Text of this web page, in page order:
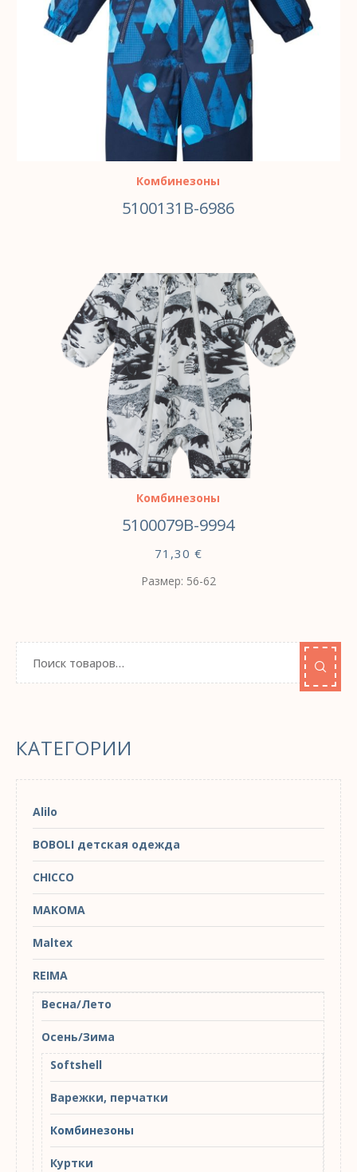
Комбинезоны
5100131B-6986
ВЫБЕРИТЕ ПАРАМЕТРЫ
Комбинезоны
5100079B-9994
71,30 €
Размер: 56-62
КАТЕГОРИИ
Alilo
BOBOLI детская одежда
CHICCO
MAKOMA
Maltex
REIMA
Весна/Лето
Осень/Зима
Softshell
Варежки, перчатки
Комбинезоны
Куртки